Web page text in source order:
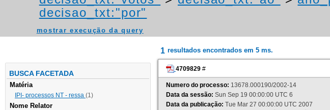
decisao_txt:"por"
mostrar execução da query
BUSCA FACETADA
Matéria
IPI- processos NT - ressa (1)
Nome Relator
1 resultados encontrados em 5 ms.
4709829 #
Numero do processo: 13678.000190/2002-14
Data da sessão: Sun Sep 19 00:00:00 UTC 6
Data da publicação: Tue Mar 27 00:00:00 UTC 2007